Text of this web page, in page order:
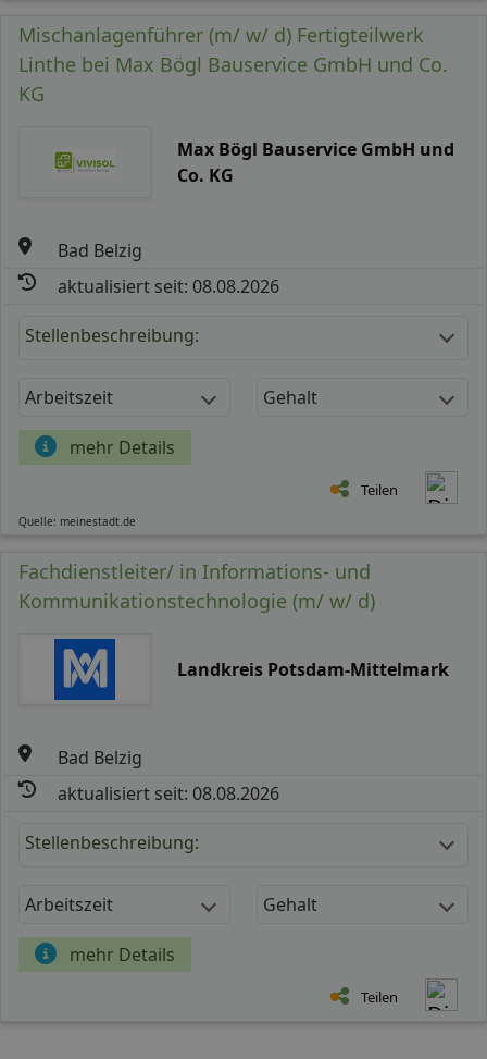
Mischanlagenführer (m/ w/ d) Fertigteilwerk
Linthe bei Max Bögl Bauservice GmbH und Co.
KG
Max Bögl Bauservice GmbH und
Co. KG
Bad Belzig
aktualisiert seit: 08.08.2026
Stellenbeschreibung:
Arbeitszeit Gehalt
mehr Details
Teilen
Quelle: meinestadt.de
Fachdienstleiter/ in Informations- und
Kommunikationstechnologie (m/ w/ d)
Landkreis Potsdam-Mittelmark
Bad Belzig
aktualisiert seit: 08.08.2026
Stellenbeschreibung:
Arbeitszeit Gehalt
mehr Details
Teilen